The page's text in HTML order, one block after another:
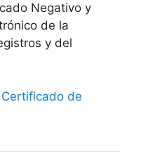
Negativo y
de la
y del
de